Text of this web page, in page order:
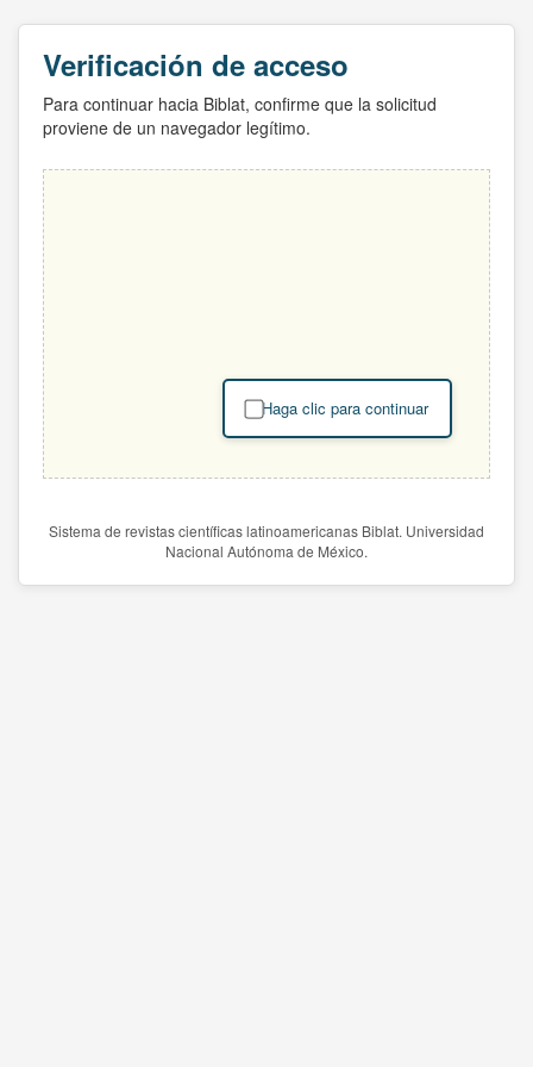
Verificación de acceso
Para continuar hacia Biblat, confirme que la solicitud
proviene de un navegador legítimo.
Haga clic para continuar
Sistema de revistas científicas latinoamericanas Biblat. Universidad
Nacional Autónoma de México.